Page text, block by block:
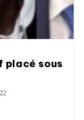
placé sous